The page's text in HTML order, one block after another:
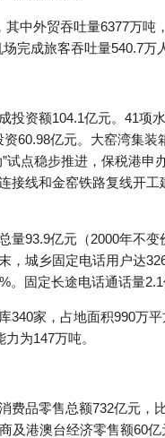
中外贸吞吐量6377万
完成旅客吞吐量540.7万
资额104.1亿元。41项
60.98亿元。大窑湾集
试点稳步推进，保税港
接线和金窑铁路复线开
93.9亿元（2000年不
城乡固定电话用户达
固定长途电话通话量
340家，占地面积990万
为147万吨。
品零售总额732亿元，
及港澳台经济零售额60